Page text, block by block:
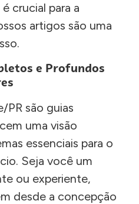
crucial para a
artigos são uma
e Profundos
PR são guias
uma visão
essenciais para o
Seja você um
ou experiente,
desde a concepção